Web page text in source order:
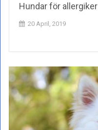
Hundar för allergiker
20 April, 2019